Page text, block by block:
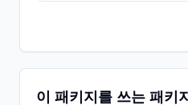
이 패키지를 쓰는 패키